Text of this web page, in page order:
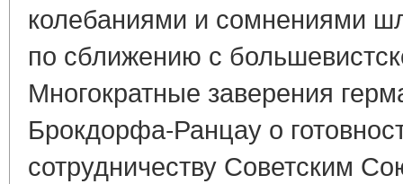
колебаниями и сомнениями
по сближению с
Многократные заверения
Брокдорфа-Ранцау о
сотрудничеству Советским